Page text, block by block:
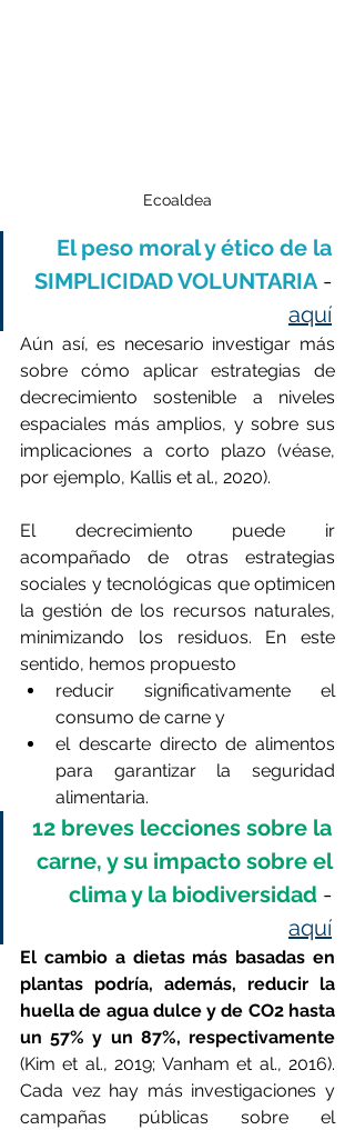
Ecoaldea
El peso moral y ético de la
SIMPLICIDAD VOLUNTARIA -
aquí
Aún así, es necesario investigar más
sobre cómo aplicar estrategias de
decrecimiento sostenible a niveles
espaciales más amplios, y sobre sus
implicaciones a corto plazo (véase,
por ejemplo, Kallis et al., 2020).
El decrecimiento puede ir
acompañado de otras estrategias
sociales y tecnológicas que optimicen
la gestión de los recursos naturales,
minimizando los residuos. En este
sentido, hemos propuesto
reducir significativamente el
consumo de carne y
el descarte directo de alimentos
para garantizar la seguridad
alimentaria.
12 breves lecciones sobre la
carne, y su impacto sobre el
clima y la biodiversidad -
aquí
El cambio a dietas más basadas en
plantas podría, además, reducir la
huella de agua dulce y de CO2 hasta
(Kim et al., 2019; Vanham et al., 2016).
Cada vez hay más investigaciones y
campañas públicas sobre el